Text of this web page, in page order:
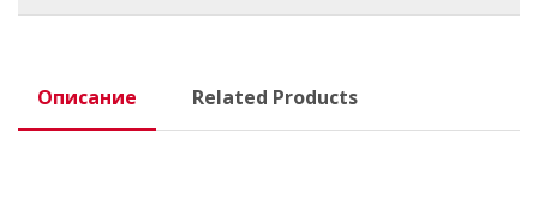
Описание Related Products